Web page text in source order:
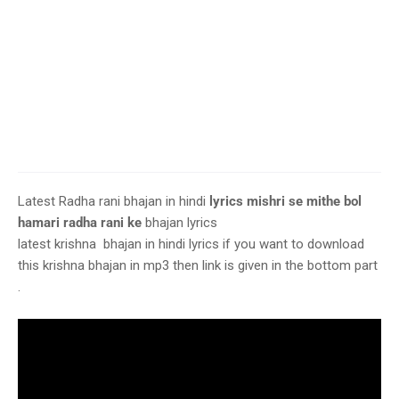
Latest Radha rani bhajan in hindi lyrics mishri se mithe bol
hamari radha rani ke bhajan lyrics
latest krishna bhajan in hindi lyrics if you want to download
this krishna bhajan in mp3 then link is given in the bottom part
.